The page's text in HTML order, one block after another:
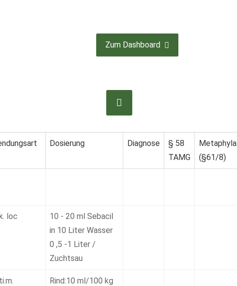
Zum Dashboard
Dosierung Diagnose
§ 58
TAMG
(§61/8)
loc
10 - 20 ml Sebacil
in 10 Liter Wasser
0 ,5 -1 Liter /
Zuchtsau
Rind:10 ml/100 kg